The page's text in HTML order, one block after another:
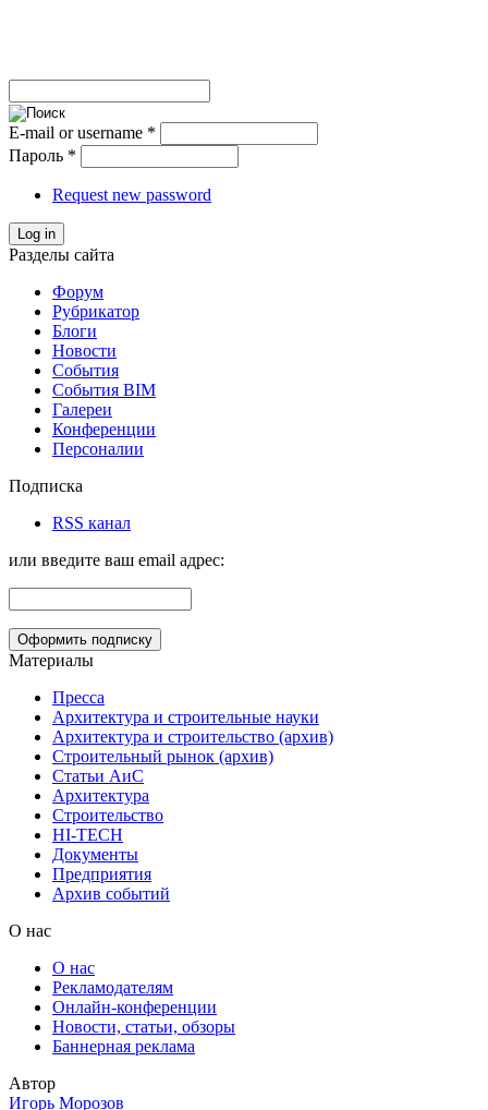
E-mail or username *
Пароль *
Request new password
Log in
Разделы сайта
Форум
Рубрикатор
Блоги
Новости
События
События BIM
Галереи
Конференции
Персоналии
Подписка
RSS канал
или введите ваш email адрес:
Материалы
Пресса
Архитектура и строительные науки
Архитектура и строительство (архив)
Строительный рынок (архив)
Статьи АиС
Архитектура
Строительство
HI-TECH
Документы
Предприятия
Архив событий
О нас
О нас
Рекламодателям
Онлайн-конференции
Новости, статьи, обзоры
Баннерная реклама
Автор
Игорь Морозов